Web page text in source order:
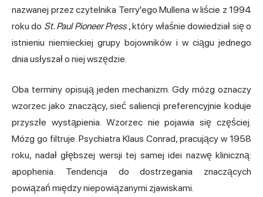
nazwanej przez czytelnika Terry'ego Mullena w liście z 1994
roku do St. Paul Pioneer Press, który właśnie dowiedział się o
istnieniu niemieckiej grupy bojowników i w ciągu jednego
dnia usłyszał o niej wszędzie.
Oba terminy opisują jeden mechanizm. Gdy mózg oznaczy
wzorzec jako znaczący, sieć saliencji preferencyjnie koduje
przyszłe wystąpienia. Wzorzec nie pojawia się częściej.
Mózg go filtruje. Psychiatra Klaus Conrad, pracujący w 1958
roku, nadał głębszej wersji tej samej idei nazwę kliniczną:
apophenia. Tendencja do dostrzegania znaczących
powiązań między niepowiązanymi zjawiskami.